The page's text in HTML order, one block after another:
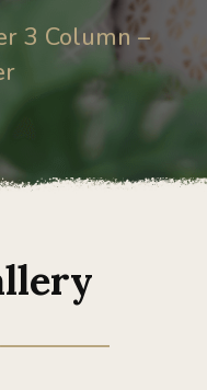
3 Column –